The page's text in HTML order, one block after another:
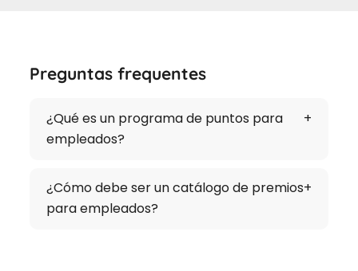
Preguntas frequentes
¿Qué es un programa de puntos para
empleados?
¿Cómo debe ser un catálogo de premios
para empleados?